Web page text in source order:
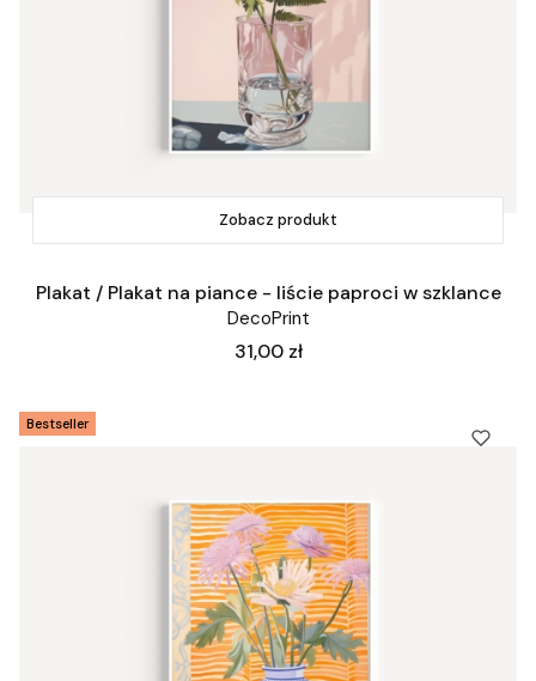
Zobacz produkt
Plakat / Plakat na piance - liście paproci w szklance
DecoPrint
Cena
31,00 zł
Bestseller